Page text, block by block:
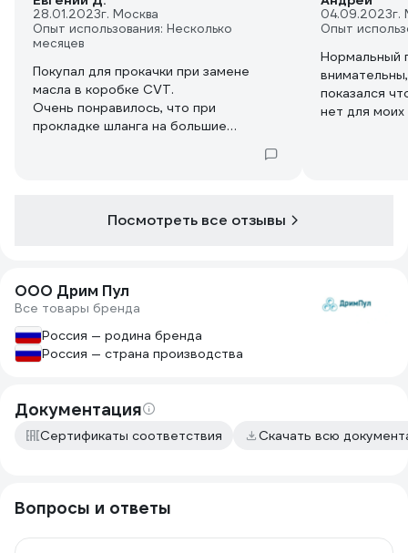
28.01.2023г. Москва
Опыт использования: Несколько
месяцев
Покупал для прокачки при замене
масла в коробке CVT.
Очень понравилось, что при
прокладке шланга на большие
герметично усаживается на штуцера
Для агресивных жидкостей (бензин,
растворитель...) и для использования
под давлением брать бы не стал, есть
подозрение что он невыдержит.
04.09.2023г.
Опыт
Нормальный
показался
нет для
Посмотреть все отзывы
ООО Дрим Пул
Все товары бренда
Россия — родина бренда
Россия — страна производства
Документация
Сертификаты соответствия Скачать всю
Вопросы и ответы